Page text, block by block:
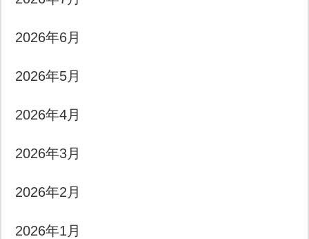
2026年6月
2026年5月
2026年4月
2026年3月
2026年2月
2026年1月